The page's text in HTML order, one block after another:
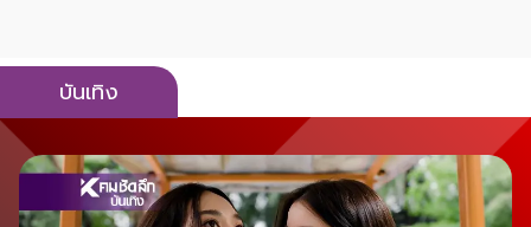
บันเทิง